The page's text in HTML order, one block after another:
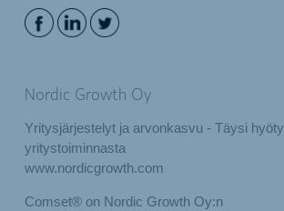
Nordic Growth Oy
Yritysjärjestelyt ja arvonkasvu - Täysi hyöty
yritystoiminnasta
www.nordicgrowth.com
Comset® on Nordic Growth Oy:n